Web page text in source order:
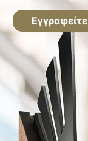
Εγγραφείτε